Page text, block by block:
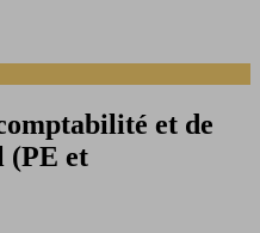
et de
(PE et